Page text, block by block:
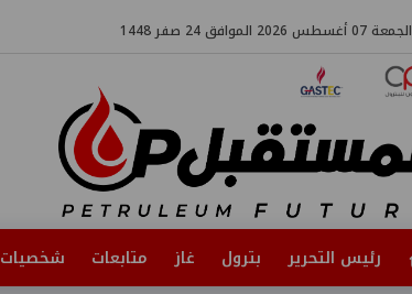
الجمعة 07 أغسطس 2026 الموافق 24 صفر 1448
رئيس التحرير بترول غاز متابعات شخصيات